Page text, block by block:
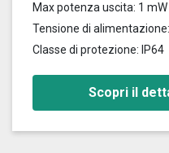
Max potenza uscita: 1 mW
Tensione di
Classe di protezione: IP64
Scopri il